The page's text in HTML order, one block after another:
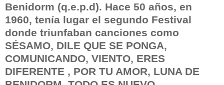
Benidorm (q.e.p.d). Hace 50 años, en
1960, tenía lugar el segundo Festival
donde triunfaban canciones como
SÉSAMO, DILE QUE SE PONGA,
COMUNICANDO, VIENTO, ERES
DIFERENTE , POR TU AMOR, LUNA DE